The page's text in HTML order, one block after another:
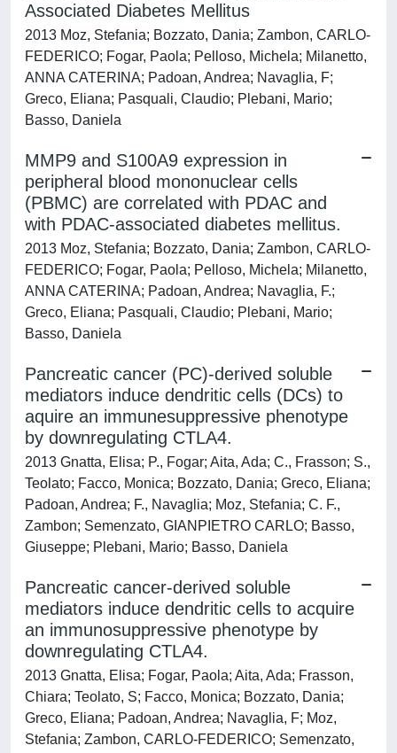
Associated Diabetes Mellitus
2013 Moz, Stefania; Bozzato, Dania; Zambon, CARLO-
FEDERICO; Fogar, Paola; Pelloso, Michela; Milanetto,
ANNA CATERINA; Padoan, Andrea; Navaglia, F;
Greco, Eliana; Pasquali, Claudio; Plebani, Mario;
Basso, Daniela
MMP9 and S100A9 expression in
peripheral blood mononuclear cells
(PBMC) are correlated with PDAC and
with PDAC-associated diabetes mellitus.
2013 Moz, Stefania; Bozzato, Dania; Zambon, CARLO-
FEDERICO; Fogar, Paola; Pelloso, Michela; Milanetto,
ANNA CATERINA; Padoan, Andrea; Navaglia, F.;
Greco, Eliana; Pasquali, Claudio; Plebani, Mario;
Basso, Daniela
Pancreatic cancer (PC)-derived soluble
mediators induce dendritic cells (DCs) to
aquire an immunesuppressive phenotype
by downregulating CTLA4.
2013 Gnatta, Elisa; P., Fogar; Aita, Ada; C., Frasson; S.,
Teolato; Facco, Monica; Bozzato, Dania; Greco, Eliana;
Padoan, Andrea; F., Navaglia; Moz, Stefania; C. F.,
Zambon; Semenzato, GIANPIETRO CARLO; Basso,
Giuseppe; Plebani, Mario; Basso, Daniela
Pancreatic cancer-derived soluble
mediators induce dendritic cells to acquire
an immunosuppressive phenotype by
downregulating CTLA4.
2013 Gnatta, Elisa; Fogar, Paola; Aita, Ada; Frasson,
Chiara; Teolato, S; Facco, Monica; Bozzato, Dania;
Greco, Eliana; Padoan, Andrea; Navaglia, F; Moz,
Stefania; Zambon, CARLO-FEDERICO; Semenzato,